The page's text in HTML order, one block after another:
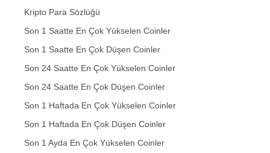
Kripto Para Sözlüğü
Son 1 Saatte En Çok Yükselen Coinler
Son 1 Saatte En Çok Düşen Coinler
Son 24 Saatte En Çok Yükselen Coinler
Son 24 Saatte En Çok Düşen Coinler
Son 1 Haftada En Çok Yükselen Coinler
Son 1 Haftada En Çok Düşen Coinler
Son 1 Ayda En Çok Yükselen Coinler